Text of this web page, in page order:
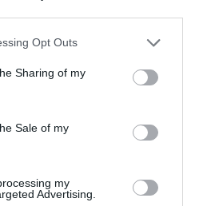
Opt Outs
Sharing of my
Sale of my
my
Advertising.
caràcter
empreses podrien
sistemàtiques de la
preveu sancions
euros, segons la gravetat
planteja dubtes seriosos